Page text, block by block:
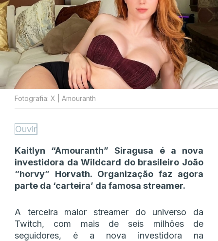
Fotografia: X | Amouranth
Ouvir
Kaitlyn “Amouranth” Siragusa é a nova
investidora da Wildcard do brasileiro João
“horvy” Horvath. Organização faz agora
parte da ‘carteira’ da famosa streamer.
A terceira maior streamer do universo da
Twitch, com mais de seis milhões de
seguidores, é a nova investidora na